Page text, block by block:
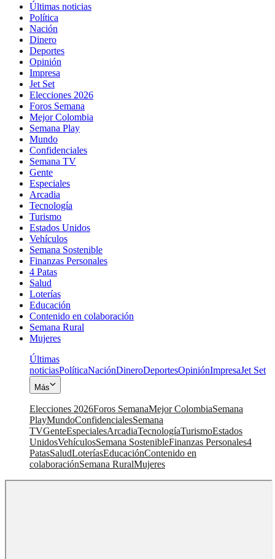
Últimas noticias
Política
Nación
Dinero
Deportes
Opinión
Impresa
Jet Set
Elecciones 2026
Foros Semana
Mejor Colombia
Semana Play
Mundo
Confidenciales
Semana TV
Gente
Especiales
Arcadia
Tecnología
Turismo
Estados Unidos
Vehículos
Semana Sostenible
Finanzas Personales
4 Patas
Salud
Loterías
Educación
Contenido en colaboración
Semana Rural
Mujeres
Últimas
noticiasPolíticaNaciónDineroDeportesOpiniónImpresaJet Set
Más
Elecciones 2026Foros SemanaMejor ColombiaSemana
PlayMundoConfidencialesSemana
TVGenteEspecialesArcadiaTecnologíaTurismoEstados
UnidosVehículosSemana SostenibleFinanzas Personales4
PatasSaludLoteríasEducaciónContenido en
colaboraciónSemana RuralMujeres